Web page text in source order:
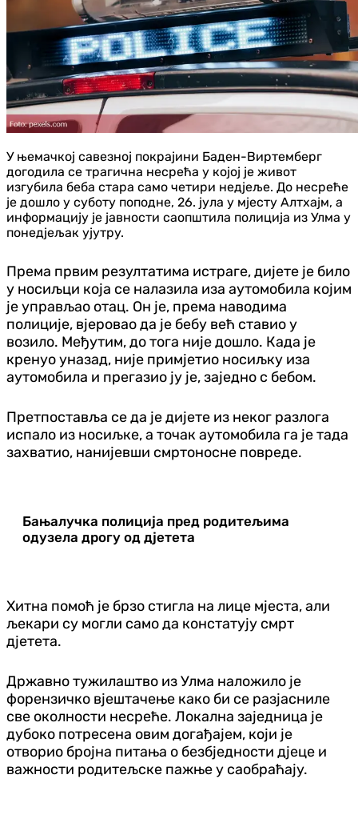
У њемачкој савезној покрајини Баден-Виртемберг
догодила се трагична несрећа у којој је живот
изгубила беба стара само четири недјеље. До несреће
је дошло у суботу поподне, 26. јула у мјесту Алтхајм, а
информацију је јавности саопштила полиција из Улма у
понедјељак ујутру.
Према првим резултатима истраге, дијете је било
у носиљци која се налазила иза аутомобила којим
је управљао отац. Он је, према наводима
полиције, вјеровао да је бебу већ ставио у
возило. Међутим, до тога није дошло. Када је
кренуо уназад, није примјетио носиљку иза
аутомобила и прегазио ју је, заједно с бебом.
Претпоставља се да је дијете из неког разлога
испало из носиљке, а точак аутомобила га је тада
захватио, нанијевши смртоносне повреде.
Бањалучка полиција пред родитељима
одузела дрогу од дјетета
Хитна помоћ је брзо стигла на лице мјеста, али
љекари су могли само да констатују смрт
дјетета.
Државно тужилаштво из Улма наложило је
форензичко вјештачење како би се разјасниле
све околности несреће. Локална заједница је
дубоко потресена овим догађајем, који је
отворио бројна питања о безбједности дјеце и
важности родитељске пажње у саобраћају.